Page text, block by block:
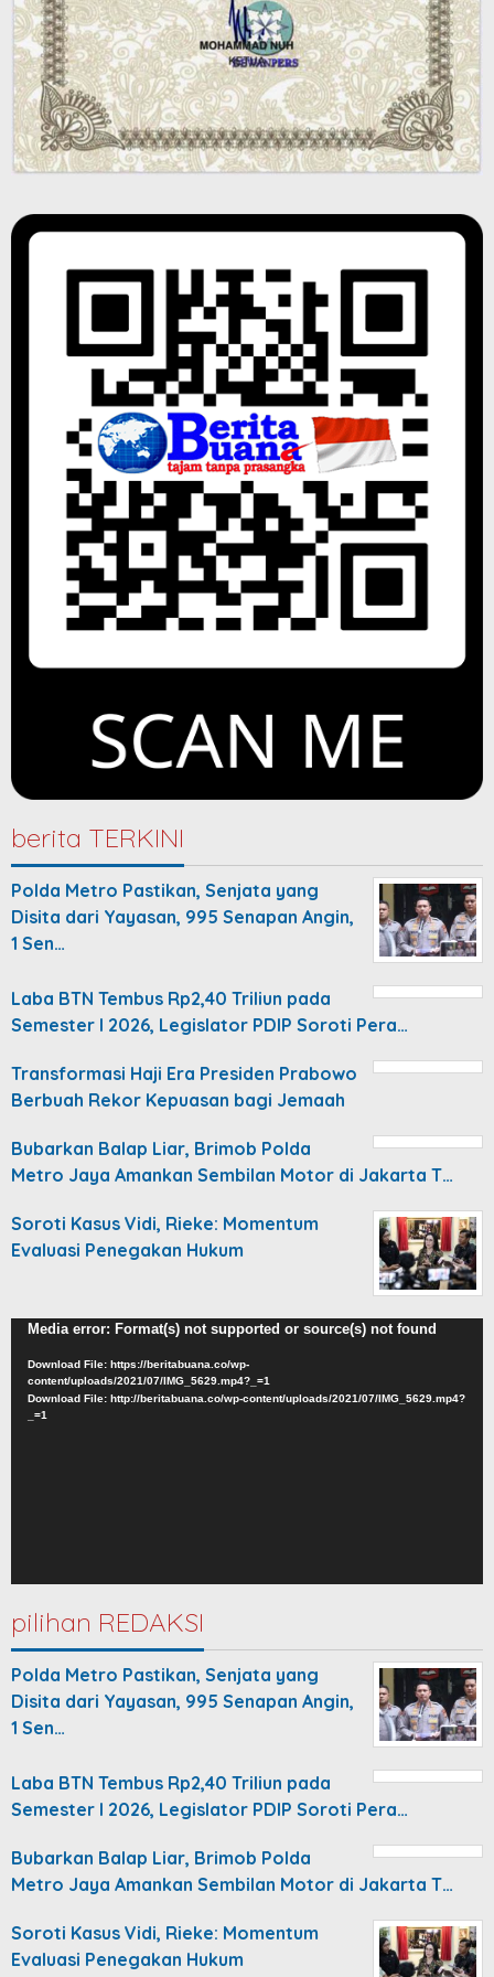
berita TERKINI
Polda Metro Pastikan, Senjata yang
Disita dari Yayasan, 995 Senapan Angin,
1 Sen…
Laba BTN Tembus Rp2,40 Triliun pada
Semester I 2026, Legislator PDIP Soroti Pera…
Transformasi Haji Era Presiden Prabowo
Berbuah Rekor Kepuasan bagi Jemaah
Bubarkan Balap Liar, Brimob Polda
Metro Jaya Amankan Sembilan Motor di Jakarta T…
Soroti Kasus Vidi, Rieke: Momentum
Evaluasi Penegakan Hukum
Video
Player
Media error: Format(s) not supported or source(s) not found
Download File: https://beritabuana.co/wp-
content/uploads/2021/07/IMG_5629.mp4?_=1
Download File: http://beritabuana.co/wp-content/uploads/2021/07/IMG_5629.mp4?
_=1
pilihan REDAKSI
Polda Metro Pastikan, Senjata yang
Disita dari Yayasan, 995 Senapan Angin,
1 Sen…
Laba BTN Tembus Rp2,40 Triliun pada
Semester I 2026, Legislator PDIP Soroti Pera…
Bubarkan Balap Liar, Brimob Polda
Metro Jaya Amankan Sembilan Motor di Jakarta T…
Soroti Kasus Vidi, Rieke: Momentum
Evaluasi Penegakan Hukum